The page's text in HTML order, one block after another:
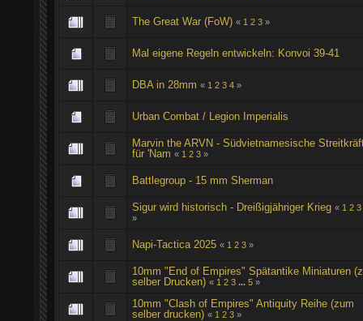
The Great War (FoW) « 1 2 3 »
Mal eigene Regeln entwickeln: Konvoi 39-41
DBA in 28mm « 1 2 3 4 »
Urban Combat / Legion Imperialis
Marvin the ARVN - Südvietnamesische
für 'Nam « 1 2 3 »
Battlegroup - 15 mm Sherman
Sigur wird historisch - Dreißigjähriger Krieg « 1 2 3
»
Napi-Tactica 2025 « 1 2 3 »
10mm "End of Empires" Spätantike Miniaturen
selber Drucken) « 1 2 3 ...5 »
10mm "Clash of Empires" Antiquity Reihe (zum
selber drucken) « 1 2 3 »